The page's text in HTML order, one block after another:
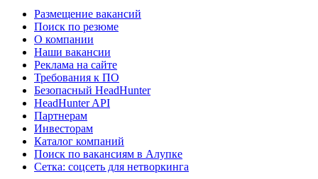
Размещение вакансий
Поиск по резюме
О компании
Наши вакансии
Реклама на сайте
Требования к ПО
Безопасный HeadHunter
HeadHunter API
Партнерам
Инвесторам
Каталог компаний
Поиск по вакансиям в Алупке
Сетка: соцсеть для нетворкинга